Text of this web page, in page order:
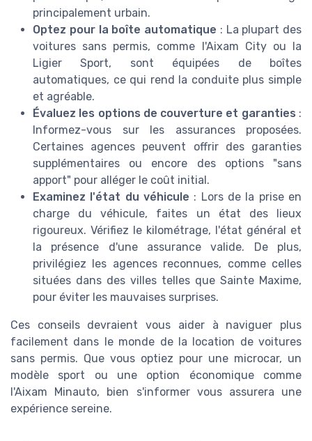
principalement urbain.
Optez pour la boîte automatique : La plupart des
voitures sans permis, comme l'Aixam City ou la
Ligier Sport, sont équipées de boîtes
automatiques, ce qui rend la conduite plus simple
et agréable.
Évaluez les options de couverture et garanties :
Informez-vous sur les assurances proposées.
Certaines agences peuvent offrir des garanties
supplémentaires ou encore des options "sans
apport" pour alléger le coût initial.
Examinez l'état du véhicule : Lors de la prise en
charge du véhicule, faites un état des lieux
rigoureux. Vérifiez le kilométrage, l'état général et
la présence d'une assurance valide. De plus,
privilégiez les agences reconnues, comme celles
situées dans des villes telles que Sainte Maxime,
pour éviter les mauvaises surprises.
Ces conseils devraient vous aider à naviguer plus
facilement dans le monde de la location de voitures
sans permis. Que vous optiez pour une microcar, un
modèle sport ou une option économique comme
l'Aixam Minauto, bien s'informer vous assurera une
expérience sereine.